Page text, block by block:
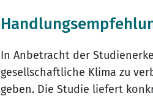
In Anbetracht der
gesellschaftliche Klima zu
geben. Die Studie liefert